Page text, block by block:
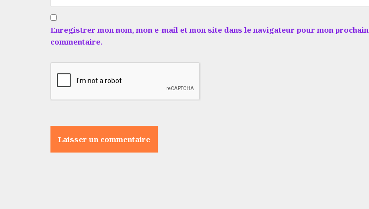
Enregistrer mon nom, mon e-mail et mon site dans le navigateur pour mon prochain
commentaire.